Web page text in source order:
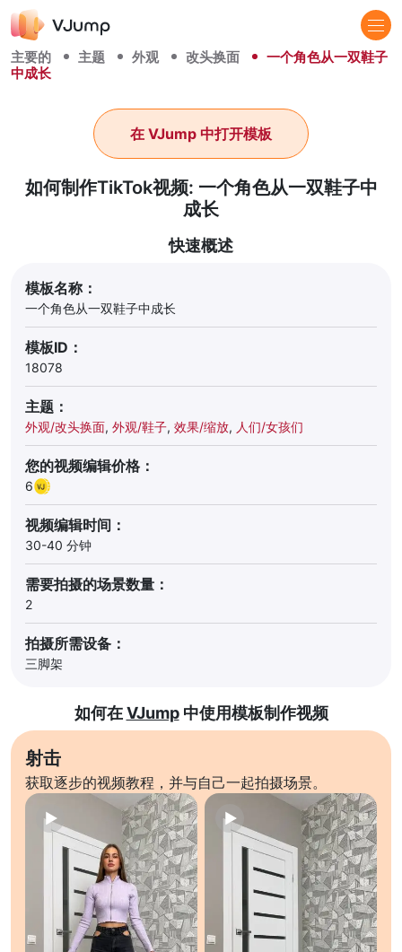
主要的 主题 外观 改头换面
一个角色从一双鞋子
中成长
如何制作TikTok视频: 一个角色从一双鞋子中
成长
在 VJump 中打开模板
快速概述
模板名称：
一个角色从一双鞋子中成长
模板ID：
18078
主题：
外观/改头换面, 外观/鞋子, 效果/缩放, 人们/女孩们
您的视频编辑价格：
6
视频编辑时间：
30-40 分钟
需要拍摄的场景数量：
2
拍摄所需设备：
三脚架
如何在VJump中使用模板制作视频
射击
获取逐步的视频教程，并与自己一起拍摄场景。